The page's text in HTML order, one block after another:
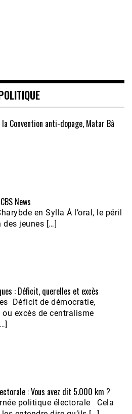
la Convention anti-dopage, Matar Bâ
News
en Sylla À l’oral, le péril
des jeunes […]
: Déficit, querelles et excès
Déficit de démocratie,
excès de centralisme
: Vous avez dit 5.000 km ?
politique électorale Cela